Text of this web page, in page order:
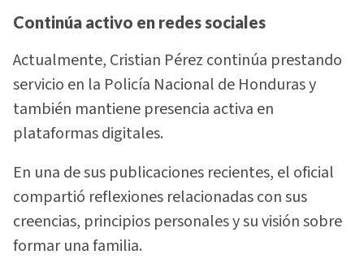
Continúa activo en redes sociales
Actualmente, Cristian Pérez continúa prestando
servicio en la Policía Nacional de Honduras y
también mantiene presencia activa en
plataformas digitales.
En una de sus publicaciones recientes, el oficial
compartió reflexiones relacionadas con sus
creencias, principios personales y su visión sobre
formar una familia.